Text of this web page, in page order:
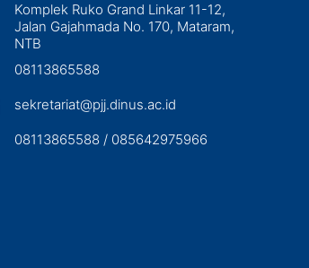
Komplek Ruko Grand Linkar 11-12,
Jalan Gajahmada No. 170, Mataram,
NTB
08113865588
sekretariat@pjj.dinus.ac.id
08113865588 / 085642975966